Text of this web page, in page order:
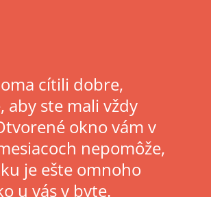
cítili dobre,
aby ste mali vždy
okno vám v
nepomôže,
je ešte omnoho
u vás v byte.